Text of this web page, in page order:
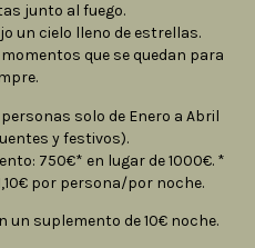
junto al fuego.
un cielo lleno de estrellas.
que se quedan para
solo de Enero a Abril
y festivos).
750€* en lugar de 1000€. *
por persona/por noche.
un suplemento de 10€ noche.